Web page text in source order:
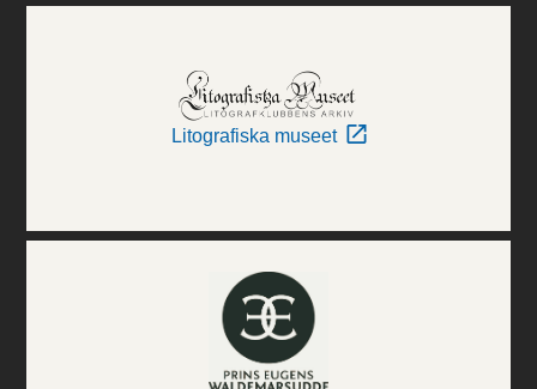
Litografiska museet